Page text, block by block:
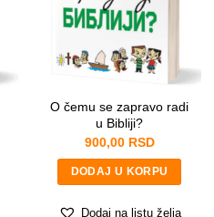
O čemu se zapravo radi
u Bibliji?
900,00 RSD
DODAJ U KORPU
Dodaj na listu želja